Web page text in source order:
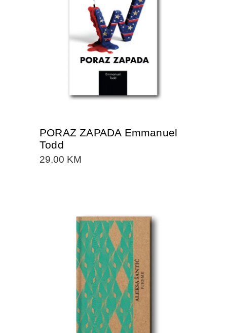
DODAJTE U KORPU
PORAZ ZAPADA Emmanuel
Todd
29.00 KM
DODAJTE U KORPU